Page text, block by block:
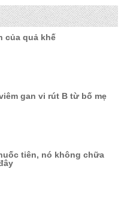
của quả khế
gan vi rút B từ bố mẹ
tiên, nó không chữa